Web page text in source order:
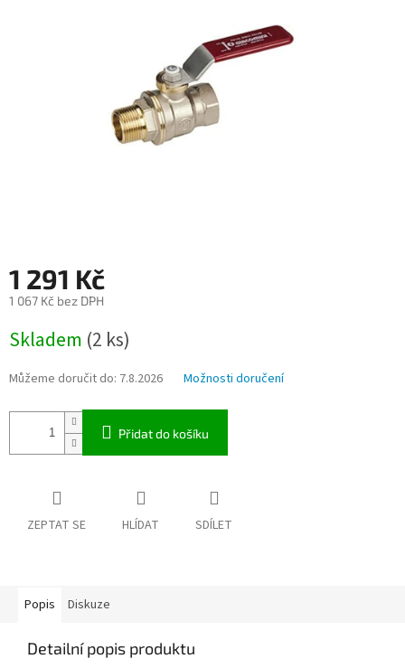
1 291 Kč
1 067 Kč bez DPH
cena:
Skladem (2 ks)
Můžeme doručit do: 7.8.2026 Možnosti doručení
Přidat do košíku
ZEPTAT SE HLÍDAT SDÍLET
Popis Diskuze
Detailní popis produktu